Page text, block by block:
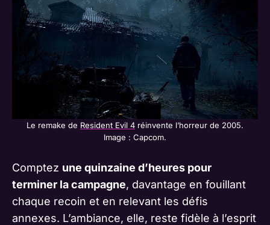
Le remake de Resident Evil 4 réinvente l’horreur de 2005.
Image : Capcom.
Comptez une quinzaine d’heures pour
terminer la campagne, davantage en fouillant
chaque recoin et en relevant les défis
annexes. L’ambiance, elle, reste fidèle à l’esprit